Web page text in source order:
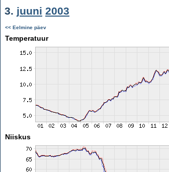
3. juuni 2003
<< Eelmine päev
Temperatuur
Niiskus